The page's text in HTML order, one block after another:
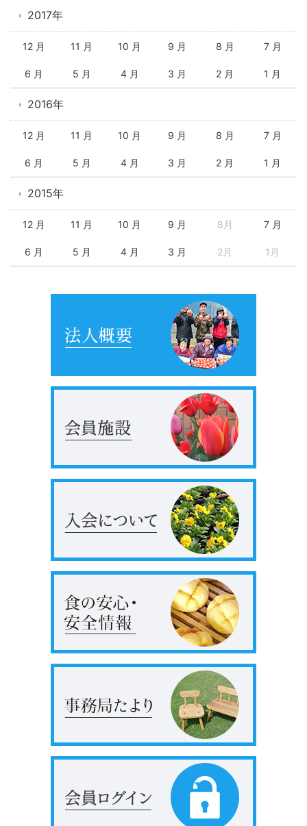
2017年
12 月 11 月 10 月 9 月 8 月 7 月
6 月 5 月 4 月 3 月 2 月 1 月
2016年
12 月 11 月 10 月 9 月 8 月 7 月
6 月 5 月 4 月 3 月 2 月 1 月
2015年
12 月 11 月 10 月 9 月 8月 7 月
6 月 5 月 4 月 3 月 2月 1月